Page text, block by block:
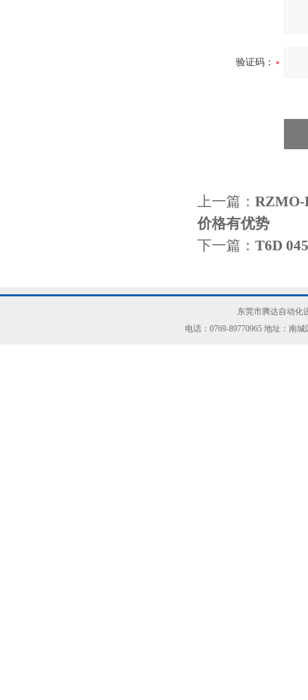
验证码：
上一篇： RZMO-
价格有优势
下一篇： T6D
东莞市腾达自动化
电话：0769-89770965 地址：南